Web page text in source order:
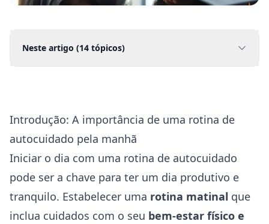
Neste artigo (14 tópicos)
Introdução: A importância de uma rotina de
autocuidado pela manhã
Iniciar o dia com uma rotina de autocuidado
pode ser a chave para ter um dia produtivo e
tranquilo. Estabelecer uma rotina matinal que
inclua cuidados com o seu bem-estar físico e